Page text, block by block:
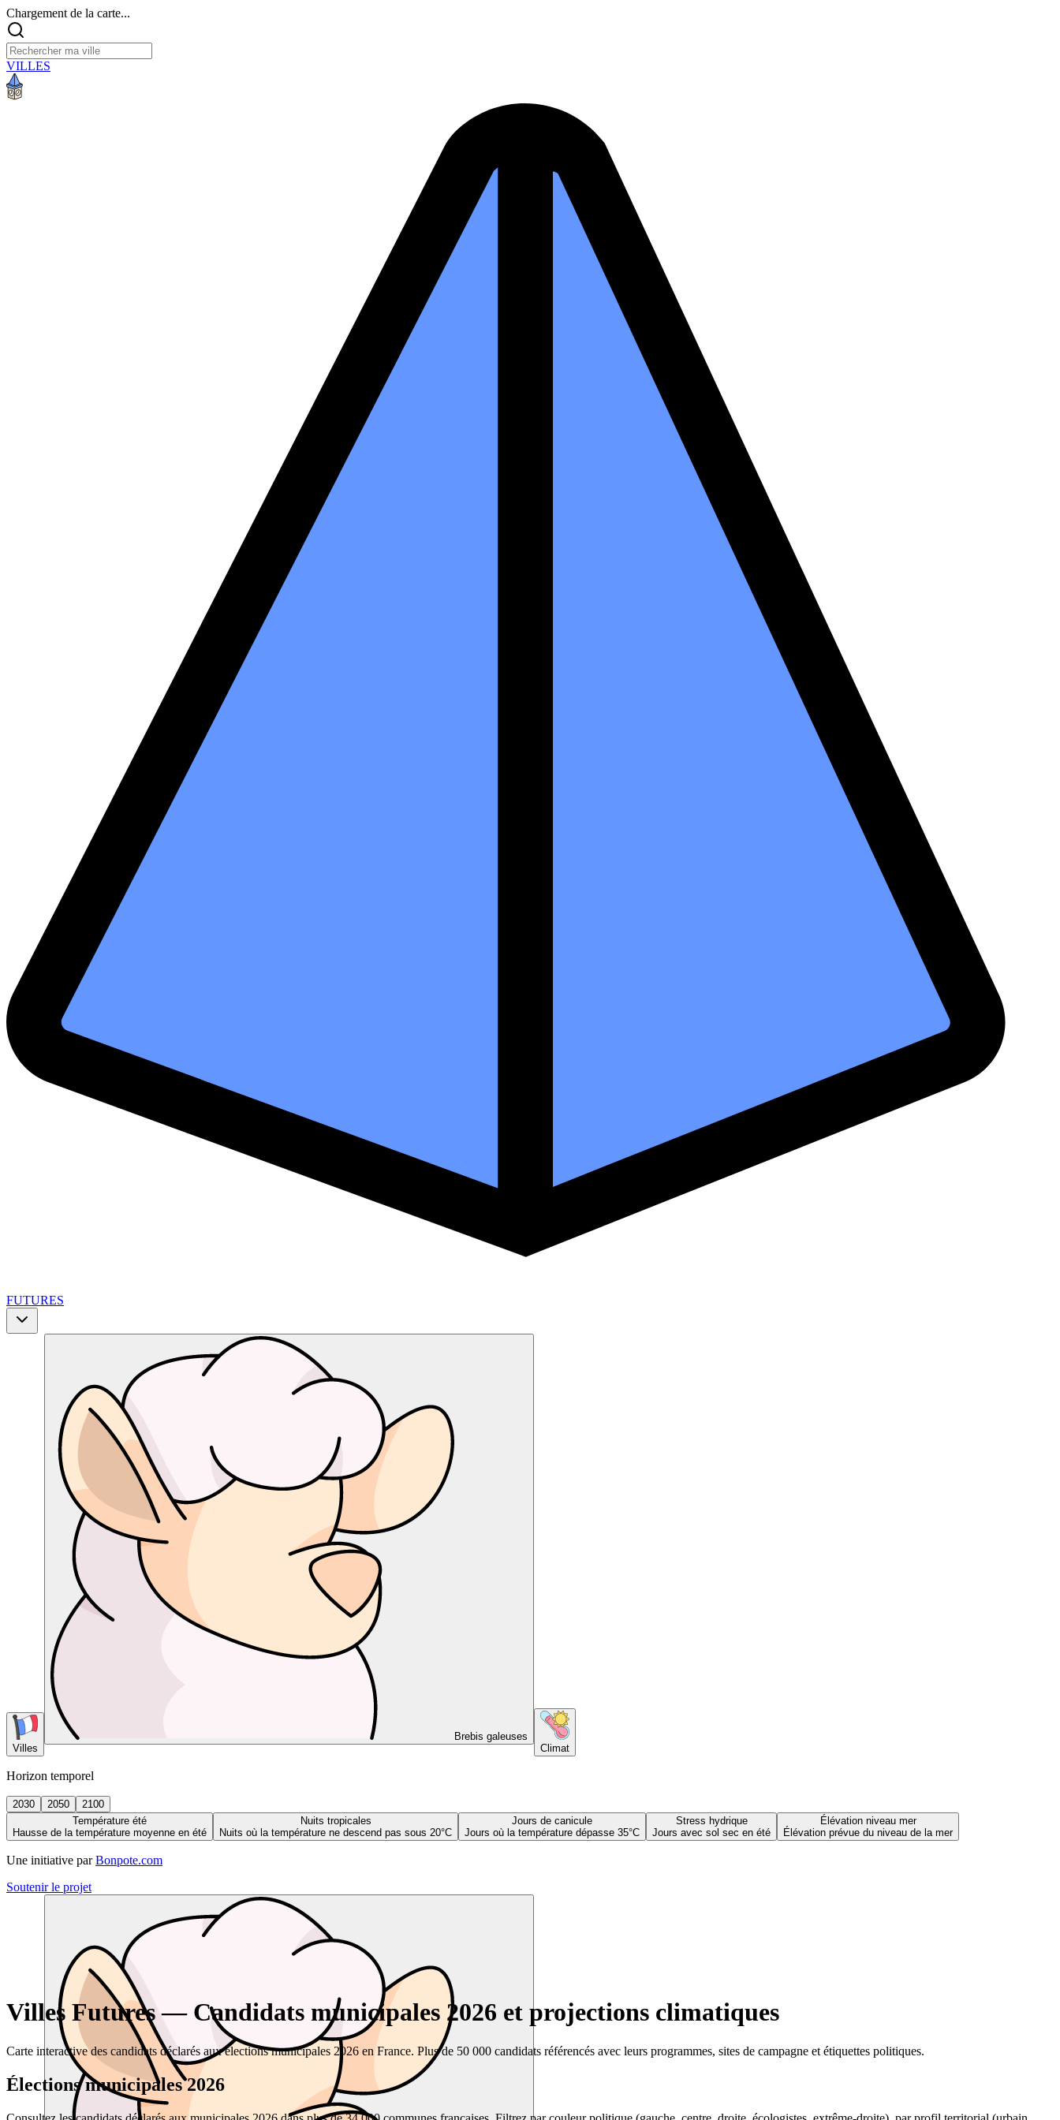
Chargement de la carte...
VILLES
FUTURES
Villes
Brebis galeuses
Climat
Horizon temporel
2030 2050
2100
Température été
Hausse de la température moyenne en été
Nuits tropicales
Nuits où la température ne descend pas sous 20°C
Jours de canicule
Jours où la température dépasse 35°C
Stress hydrique
Jours avec sol sec en été
Élévation niveau mer
Élévation prévue du niveau de la mer
Une initiative par Bonpote.com
Soutenir le projet
Villes Futures — Candidats municipales 2026 et projections climatiques
Carte interactive des candidats déclarés aux élections municipales 2026 en France. Plus de 50 000 candidats référencés avec leurs programmes, sites de campagne et étiquettes politiques.
Élections municipales 2026